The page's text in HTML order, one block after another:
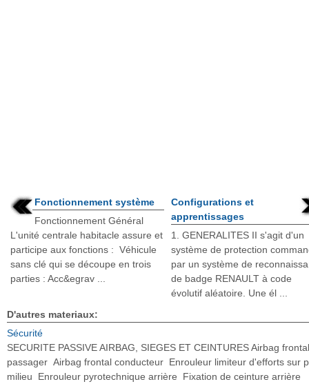
Fonctionnement système
Fonctionnement Général
L'unité centrale habitacle assure et
participe aux fonctions : Véhicule
sans clé qui se découpe en trois
parties : Acc&egrav ...
Configurations et
apprentissages
1. GENERALITES II s'agit d'un
système de protection
par un système de
de badge RENAULT à code
évolutif aléatoire. Une él ...
D'autres materiaux:
Sécurité
SECURITE PASSIVE AIRBAG, SIEGES ET CEINTURES Airbag frontal
passager Airbag frontal conducteur Enrouleur limiteur d'efforts sur
milieu Enrouleur pyrotechnique arrière Fixation de ceinture arrière